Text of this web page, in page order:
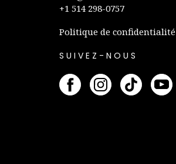
+1 514 298-0757
Politique de confidentialité
SUIVEZ-NOUS